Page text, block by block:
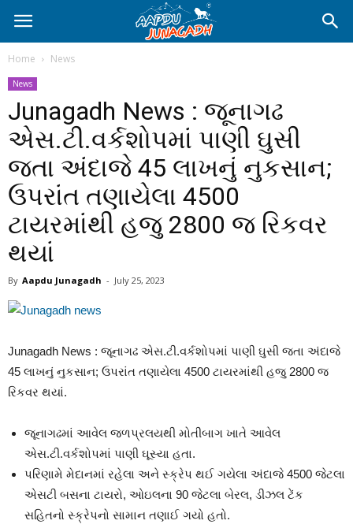
Home News
News
Junagadh News : જૂનાગઢ
એસ.ટી.વર્કશોપમાં પાણી ઘુસી
જતા અંદાજે 45 લાખનું નુકસાન;
ઉપરાંત તણાયેલા 4500
ટાયરમાંથી હજુ 2800 જ રિકવર
થયાં
By Aapdu Junagadh - July 25, 2023
Junagadh News : જૂનાગઢ એસ.ટી.વર્કશોપમાં પાણી ઘુસી જતા અંદાજે
45 લાખનું નુકસાન; ઉપરાંત તણાયેલા 4500 ટાયરમાંથી હજુ 2800 જ
રિકવર થયાં.
જૂનાગઢમાં આવેલ જળપ્રલયથી મોતીબાગ ખાતે આવેલ
એસ.ટી.વર્કશોપમાં પાણી ઘૂસ્યા હતા.
પરિણામે મેદાનમાં રહેલા અને સ્ક્રેપ થઈ ગયેલા અંદાજે 4500 જેટલા
એસટી બસના ટાયરો, ઓઇલના 90 જેટલા બેરલ, ડીઝલ ટેંક
સહિતનો સ્ક્રેપનો સામાન તણાઈ ગયો હતો.